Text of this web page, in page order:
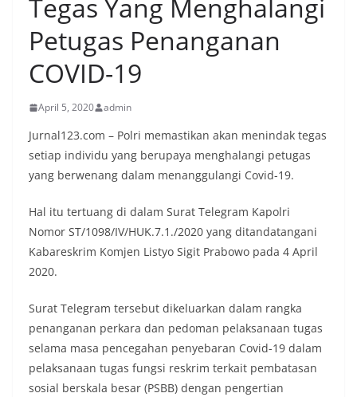
Tegas Yang Menghalangi
Petugas Penanganan
COVID-19
April 5, 2020 admin
Jurnal123.com – Polri memastikan akan menindak tegas
setiap individu yang berupaya menghalangi petugas
yang berwenang dalam menanggulangi Covid-19.
Hal itu tertuang di dalam Surat Telegram Kapolri
Nomor ST/1098/IV/HUK.7.1./2020 yang ditandatangani
Kabareskrim Komjen Listyo Sigit Prabowo pada 4 April
2020.
Surat Telegram tersebut dikeluarkan dalam rangka
penanganan perkara dan pedoman pelaksanaan tugas
selama masa pencegahan penyebaran Covid-19 dalam
pelaksanaan tugas fungsi reskrim terkait pembatasan
sosial berskala besar (PSBB) dengan pengertian